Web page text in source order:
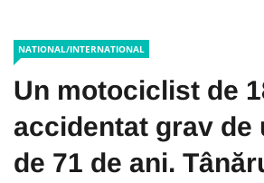
NATIONAL/INTERNATIONAL
Un motociclist de
accidentat grav de
de 71 de ani.